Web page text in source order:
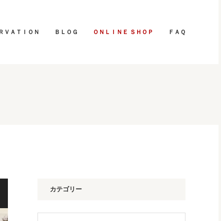
ＶＡＴＩＯＮ ＢＬＯＧ ＯＮＬＩＮＥ ＳＨＯＰ ＦＡＱ
カテゴリー